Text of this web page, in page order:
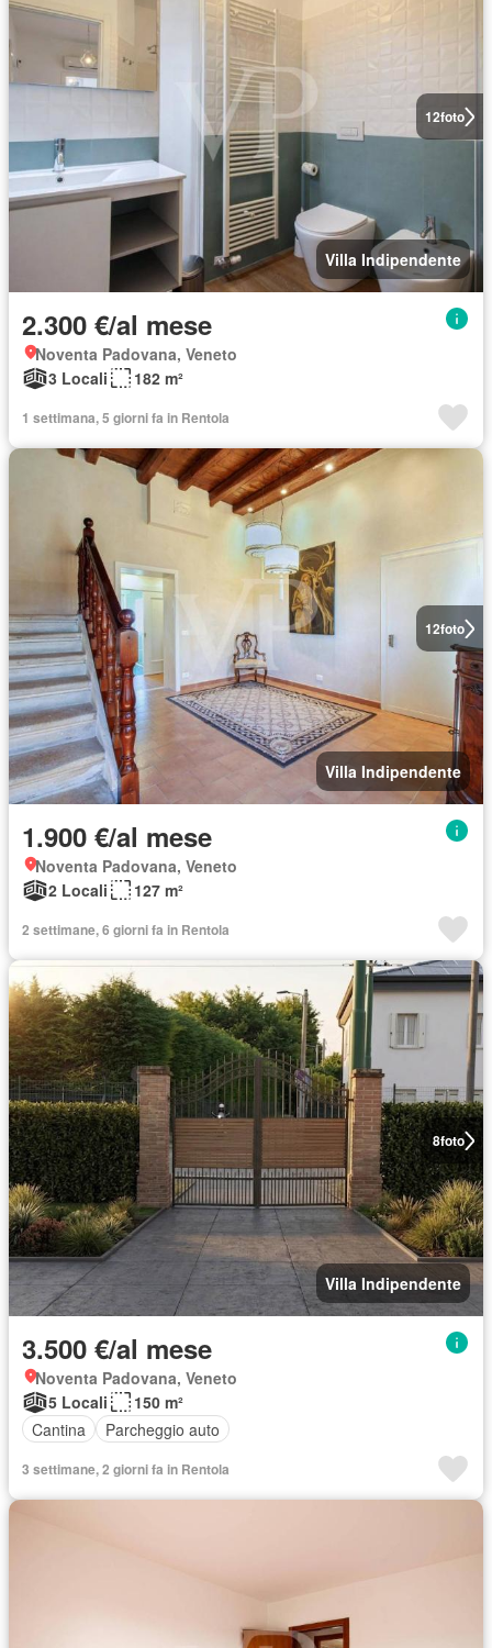
12foto
Villa Indipendente
2.300 €/al mese
Noventa Padovana, Veneto
3 Locali
182 m²
1 settimana, 5 giorni fa in Rentola
12foto
Villa Indipendente
1.900 €/al mese
Noventa Padovana, Veneto
2 Locali
127 m²
2 settimane, 6 giorni fa in Rentola
8foto
Villa Indipendente
3.500 €/al mese
Noventa Padovana, Veneto
5 Locali
150 m²
Cantina
Parcheggio auto
3 settimane, 2 giorni fa in Rentola